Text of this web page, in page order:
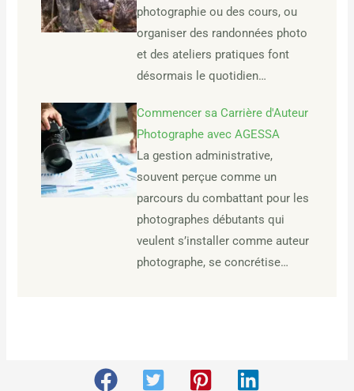
photographie ou des cours, ou
organiser des randonnées photo
et des ateliers pratiques font
désormais le quotidien…
Commencer sa Carrière d'Auteur
Photographe avec AGESSA
La gestion administrative,
souvent perçue comme un
parcours du combattant pour les
photographes débutants qui
veulent s’installer comme auteur
photographe, se concrétise…